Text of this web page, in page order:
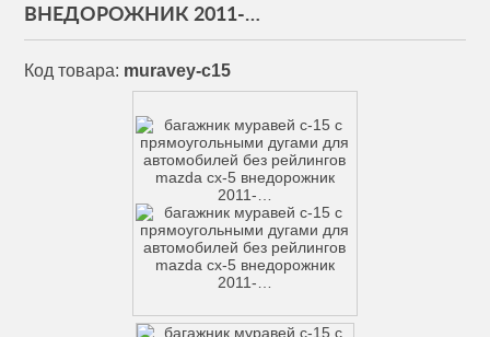
ВНЕДОРОЖНИК 2011-…
Код товара: muravey-c15